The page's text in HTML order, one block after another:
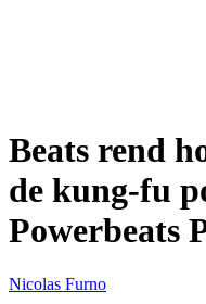
Beats rend
de kung-fu
Powerbeats
Nicolas Furno